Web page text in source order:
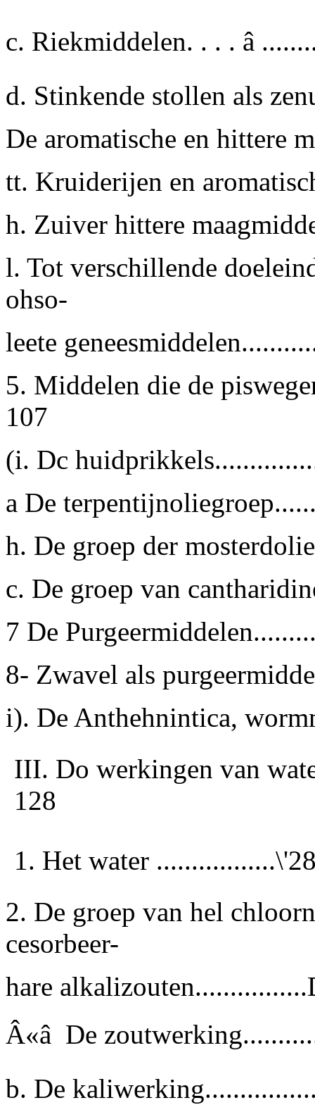
c. Riekmiddelen. . . . â
d. Stinkende stollen als
De aromatische en hittere
tt. Kruiderijen en
h. Zuiver hittere
l. Tot verschillende
ohso-
leete
5. Middelen die de
107
(i. Dc
a De
h. De groep der
c. De groep van
7 De
8- Zwavel als
i). De Anthehnintica,
III. Do werkingen van
128
1. Het water
2. De groep van hel
cesorbeer-
hare
Â«â De
b. De